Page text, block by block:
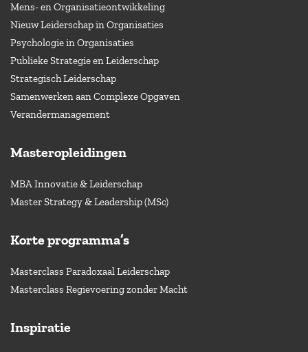
Mens- en Organisatieontwikkeling
Nieuw Leiderschap in Organisaties
Psychologie in Organisaties
Publieke Strategie en Leiderschap
Strategisch Leiderschap
Samenwerken aan Complexe Opgaven
Verandermanagement
Masteropleidingen
MBA Innovatie & Leiderschap
Master Strategy & Leadership (MSc)
Korte programma’s
Masterclass Paradoxaal Leiderschap
Masterclass Regievoering zonder Macht
Inspiratie